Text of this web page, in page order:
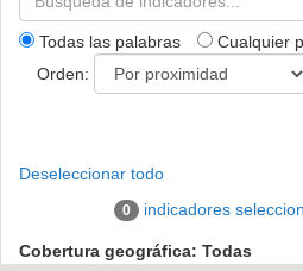
Todas las palabras Cualquier
Orden:
Deseleccionar todo
0 indicadores
Cobertura geográfica: Todas